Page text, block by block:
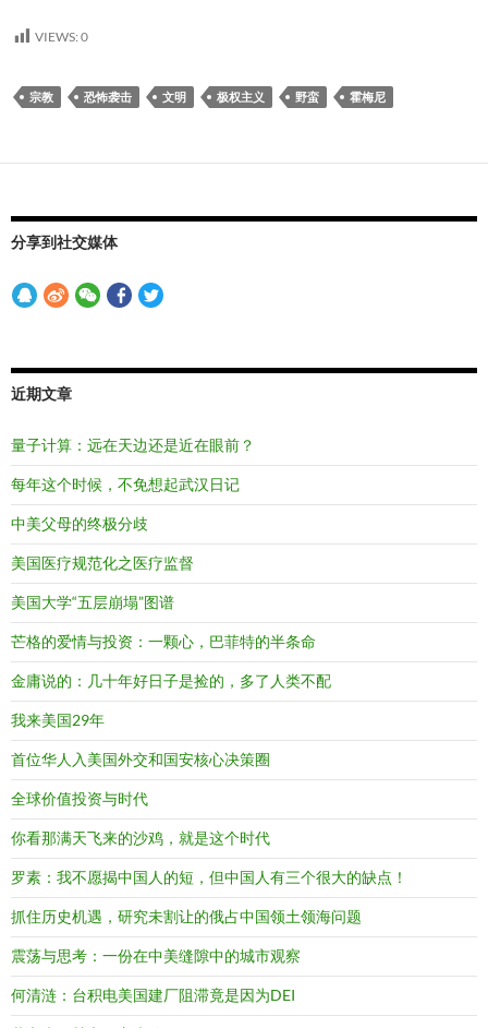
VIEWS: 0
宗教 恐怖袭击 文明 极权主义 野蛮 霍梅尼
分享到社交媒体
近期文章
量子计算：远在天边还是近在眼前？
每年这个时候，不免想起武汉日记
中美父母的终极分歧
美国医疗规范化之医疗监督
美国大学“五层崩塌”图谱
芒格的爱情与投资：一颗心，巴菲特的半条命
金庸说的：几十年好日子是捡的，多了人类不配
我来美国29年
首位华人入美国外交和国安核心决策圈
全球价值投资与时代
你看那满天飞来的沙鸡，就是这个时代
罗素：我不愿揭中国人的短，但中国人有三个很大的缺点！
抓住历史机遇，研究未割让的俄占中国领土领海问题
震荡与思考：一份在中美缝隙中的城市观察
何清涟：台积电美国建厂阻滞竟是因为DEI